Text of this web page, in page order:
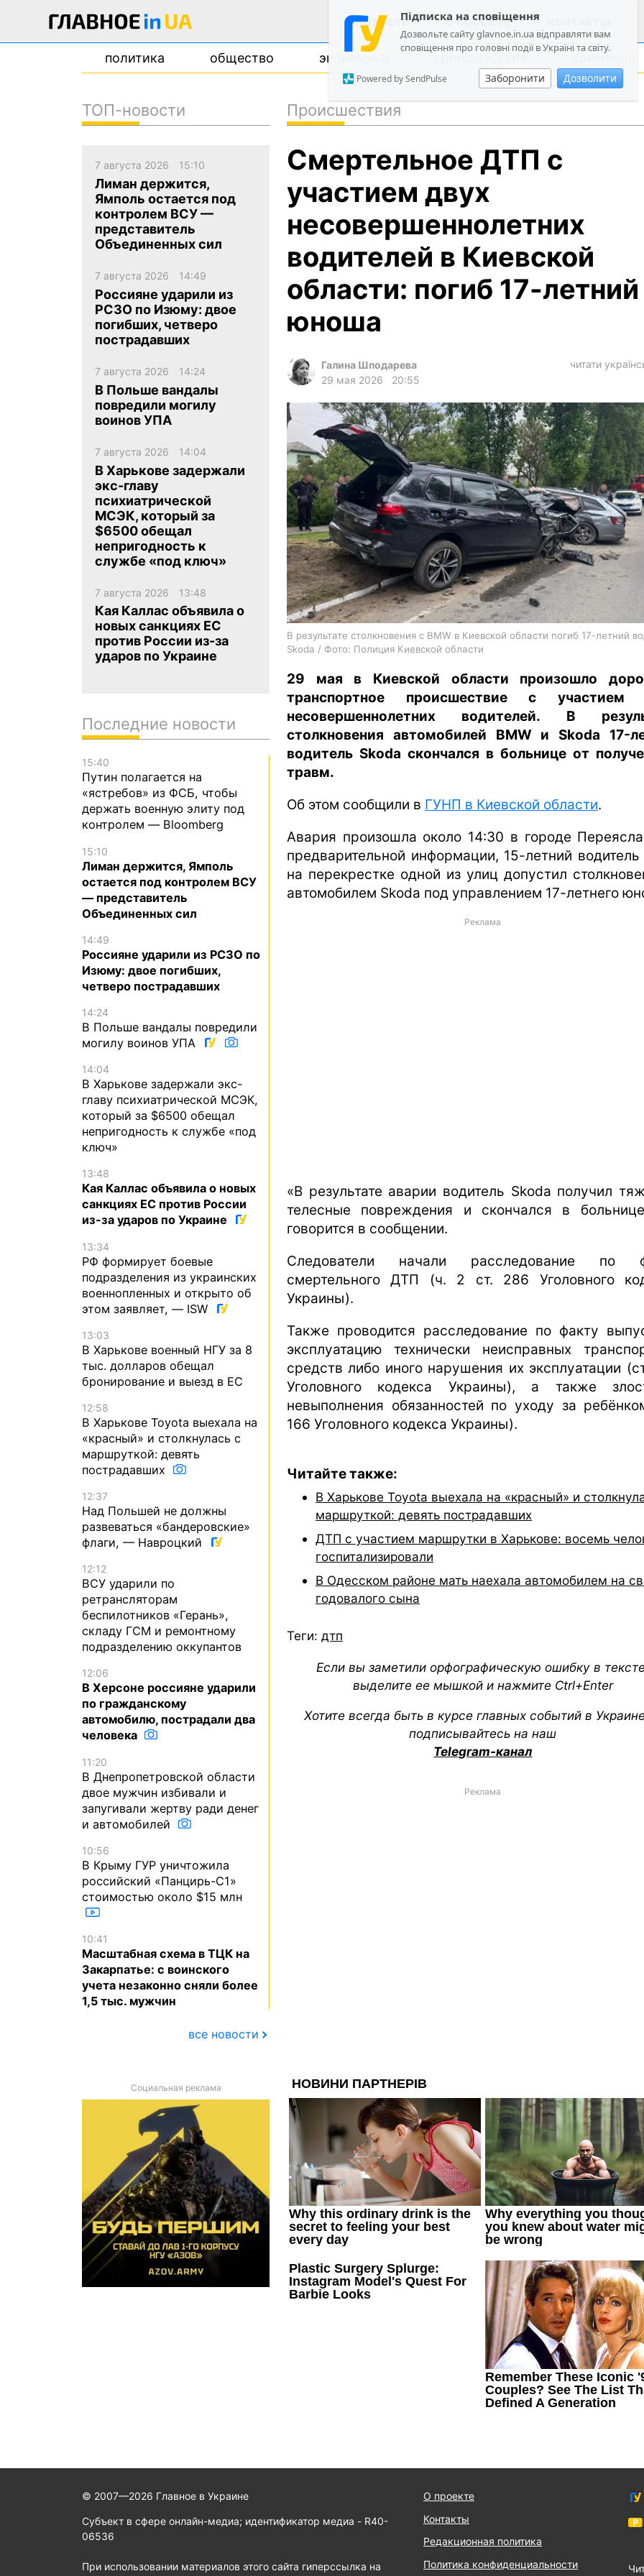
Підписка на сповіщення
Дозвольте сайту glavnoe.in.ua відправляти вам
сповіщення про головні події в Україні та світу.
Заборонити Дозволити
Powered by SendPulse
новости о проекте
политика общество экономика происшествия криминал
политика
общество
экономика
криминал
техно
спорт
en
Происшествия
Смертельное ДТП с
участием двух
несовершеннолетних
водителей в Киевской
области: погиб 17-летний
юноша
Галина Шподарева
29 мая 2026
20:55
читати
В результате столкновения с BMW в Киевской области погиб 17-летний
Skoda / Фото: Полиция Киевской области
29 мая в Киевской области произошло
транспортное происшествие с участием
несовершеннолетних водителей. В
столкновения автомобилей BMW и Skoda 17-
водитель Skoda скончался в больнице от
травм.
Об этом сообщили в ГУНП в Киевской области.
Авария произошла около 14:30 в городе
предварительной информации, 15-летний водитель
на перекрестке одной из улиц допустил
автомобилем Skoda под управлением 17-летнего
Реклама
«В результате аварии водитель Skoda получил
телесные повреждения и скончался в
говорится в сообщении.
Следователи начали расследование по
смертельного ДТП (ч. 2 ст. 286 Уголовного
Украины).
Также проводится расследование по факту
эксплуатацию технически неисправных
средств либо иного нарушения их эксплуатации
Уголовного кодекса Украины), а также
невыполнения обязанностей по уходу за
166 Уголовного кодекса Украины).
Читайте также:
В Харькове Toyota выехала на «красный» и
маршруткой: девять пострадавших
ДТП с участием маршрутки в Харькове: восемь
госпитализировали
В Одесском районе мать наехала автомобилем на
годовалого сына
Теги: дтп
Если вы заметили орфографическую ошибку в
выделите ее мышкой и нажмите Ctrl+Enter
Хотите всегда быть в курсе главных событий в
подписывайтесь на наш
Telegram-канал
Реклама
ТОП-новости
7 августа 2026 15:10
Лиман держится,
Ямполь остается под
контролем ВСУ —
представитель
Объединенных сил
7 августа 2026 14:49
Россияне ударили из
РСЗО по Изюму: двое
погибших, четверо
пострадавших
7 августа 2026 14:24
В Польше вандалы
повредили могилу
воинов УПА
7 августа 2026 14:04
В Харькове задержали
экс-главу
психиатрической
МСЭК, который за
$6500 обещал
непригодность к
службе «под ключ»
7 августа 2026 13:48
Кая Каллас объявила о
новых санкциях ЕС
против России из-за
ударов по Украине
Последние новости
15:40
Путин полагается на
«ястребов» из ФСБ, чтобы
держать военную элиту под
контролем — Bloomberg
15:10
Лиман держится, Ямполь
остается под контролем ВСУ
— представитель
Объединенных сил
14:49
Россияне ударили из РСЗО по
Изюму: двое погибших,
четверо пострадавших
14:24
В Польше вандалы повредили
могилу воинов УПА
14:04
В Харькове задержали экс-
главу психиатрической МСЭК,
который за $6500 обещал
непригодность к службе «под
ключ»
13:48
Кая Каллас объявила о новых
санкциях ЕС против России
из-за ударов по Украине
13:34
РФ формирует боевые
подразделения из украинских
военнопленных и открыто об
этом заявляет, — ISW
13:03
В Харькове военный НГУ за 8
тыс. долларов обещал
бронирование и выезд в ЕС
12:58
В Харькове Toyota выехала на
«красный» и столкнулась с
маршруткой: девять
пострадавших
12:37
Над Польшей не должны
развеваться «бандеровские»
флаги, — Навроцкий
12:12
ВСУ ударили по
ретрансляторам
беспилотников «Герань»,
складу ГСМ и ремонтному
подразделению оккупантов
12:06
В Херсоне россияне ударили
по гражданскому
автомобилю, пострадали два
человека
11:20
В Днепропетровской области
двое мужчин избивали и
запугивали жертву ради денег
и автомобилей
10:56
В Крыму ГУР уничтожила
российский «Панцирь-С1»
стоимостью около $15 млн
10:41
Масштабная схема в ТЦК на
Закарпатье: с воинского
учета незаконно сняли более
1,5 тыс. мужчин
все новости
Социальная реклама
© 2007—2026 Главное в Украине
Субъект в сфере онлайн-медиа; идентификатор медиа - R40-
06536
При использовании материалов этого сайта гиперссылка на
О проекте
Контакты
Редакционная политика
Политика конфиденциальности